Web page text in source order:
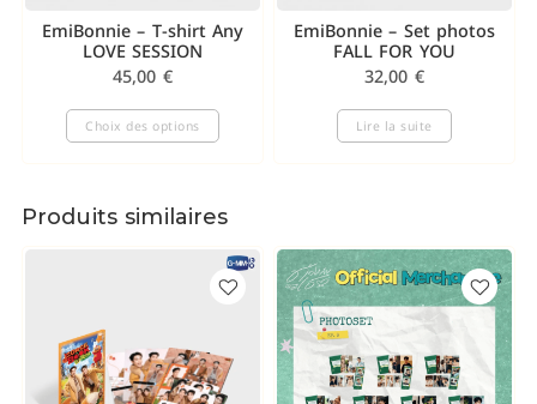
EmiBonnie – T-shirt Any
LOVE SESSION
45,00 €
Choix des options
EmiBonnie – Set photos
FALL FOR YOU
32,00 €
Lire la suite
Produits similaires